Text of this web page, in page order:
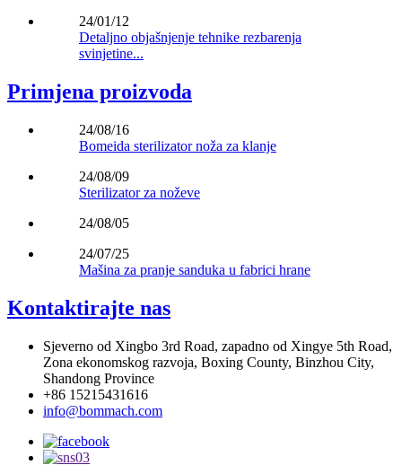
24/01/12
Detaljno objašnjenje tehnike rezbarenja
svinjetine...
Primjena proizvoda
24/08/16
Bomeida sterilizator noža za klanje
24/08/09
Sterilizator za noževe
24/08/05
24/07/25
Mašina za pranje sanduka u fabrici hrane
Kontaktirajte nas
Sjeverno od Xingbo 3rd Road, zapadno od Xingye 5th Road,
Zona ekonomskog razvoja, Boxing County, Binzhou City,
Shandong Province
+86 15215431616
info@bommach.com